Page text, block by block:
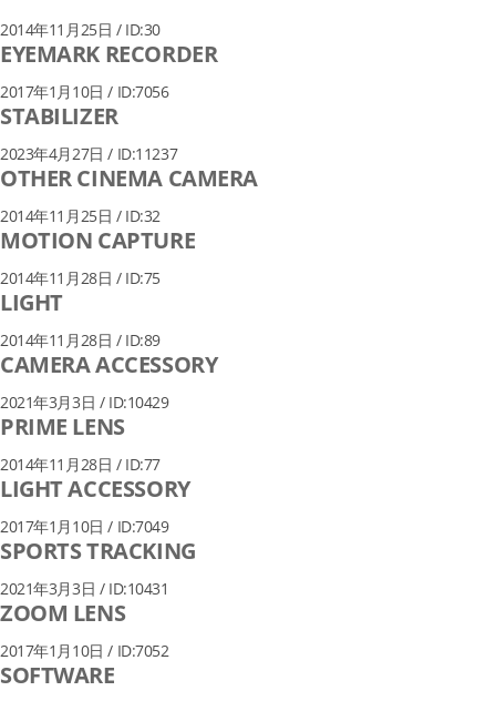
2014年11月25日 / ID:30
EYEMARK RECORDER
2017年1月10日 / ID:7056
STABILIZER
2023年4月27日 / ID:11237
OTHER CINEMA CAMERA
2014年11月25日 / ID:32
MOTION CAPTURE
2014年11月28日 / ID:75
LIGHT
2014年11月28日 / ID:89
CAMERA ACCESSORY
2021年3月3日 / ID:10429
PRIME LENS
2014年11月28日 / ID:77
LIGHT ACCESSORY
2017年1月10日 / ID:7049
SPORTS TRACKING
2021年3月3日 / ID:10431
ZOOM LENS
2017年1月10日 / ID:7052
SOFTWARE